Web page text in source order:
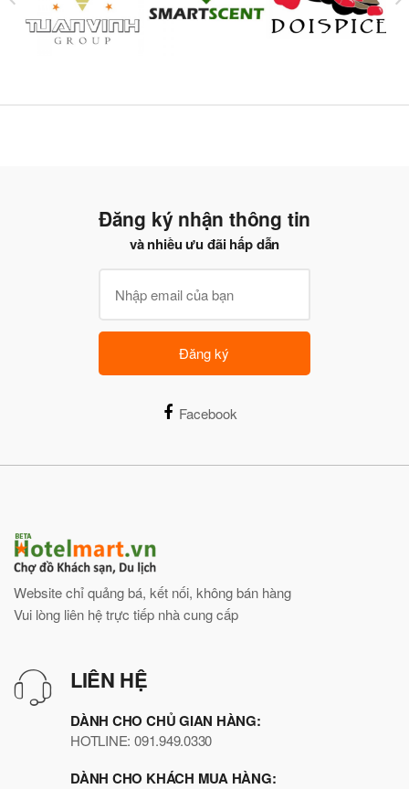
Đăng ký nhận thông tin
và nhiều ưu đãi hấp dẫn
Đăng ký
Facebook
Website chỉ quảng bá, kết nối, không bán hàng
Vui lòng liên hệ trực tiếp nhà cung cấp
LIÊN HỆ
DÀNH CHO CHỦ GIAN HÀNG:
HOTLINE: 091.949.0330
DÀNH CHO KHÁCH MUA HÀNG: